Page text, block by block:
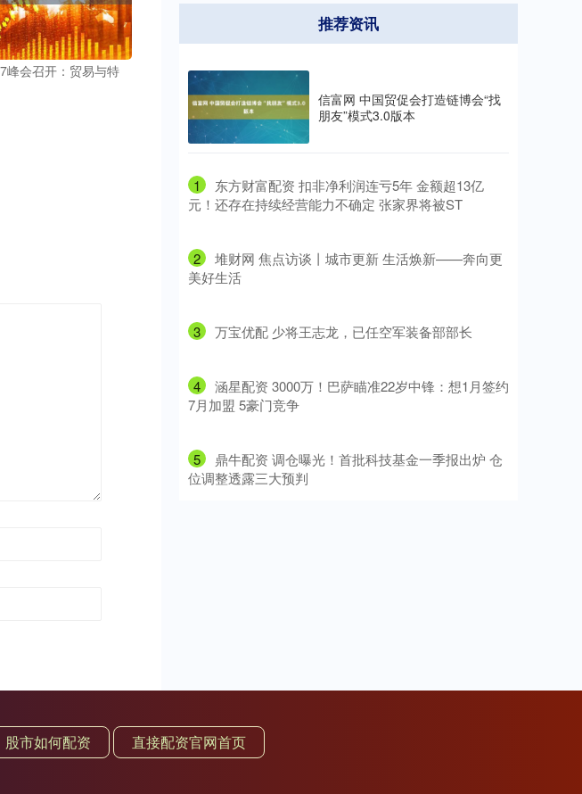
峰会召开：贸易与特
推荐资讯
信富网 中国贸促会打造链博会“找
朋友”模式3.0版本
1
​东方财富配资 扣非净利润连亏5年 金额超13亿
元！还存在持续经营能力不确定 张家界将被ST
2
​堆财网 焦点访谈丨城市更新 生活焕新——奔向更
美好生活
3 ​万宝优配 少将王志龙，已任空军装备部部长
4
​涵星配资 3000万！巴萨瞄准22岁中锋：想1月签约
7月加盟 5豪门竞争
5
​鼎牛配资 调仓曝光！首批科技基金一季报出炉 仓
位调整透露三大预判
股市如何配资 直接配资官网首页